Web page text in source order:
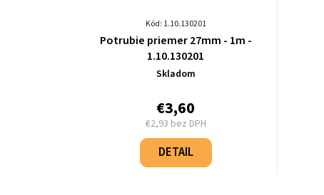
Kód: 1.10.130201
Potrubie priemer 27mm - 1m -
1.10.130201
Skladom
€3,60
€2,93 bez DPH
Jednotková
cena:
DETAIL